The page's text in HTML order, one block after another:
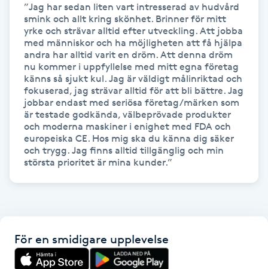
Kärlbehandling
Laserbehandling
Lashlift Keratin
LED-ljusterapi
LPG-behandling
”Jag har sedan liten vart intresserad av hudvård
smink och allt kring skönhet. Brinner för mitt
yrke och strävar alltid efter utveckling. Att jobba
med människor och ha möjligheten att få hjälpa
andra har alltid varit en dröm. Att denna dröm
nu kommer i uppfyllelse med mitt egna företag
känns så sjukt kul. Jag är väldigt målinriktad och
fokuserad, jag strävar alltid för att bli bättre. Jag
jobbar endast med seriösa företag/märken som
är testade godkända, välbeprövade produkter
och moderna maskiner i enighet med FDA och
europeiska CE. Hos mig ska du känna dig säker
och trygg. Jag finns alltid tillgänglig och min
största prioritet är mina kunder.”
För en smidigare upplevelse